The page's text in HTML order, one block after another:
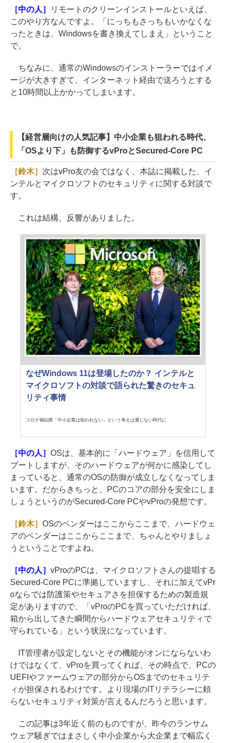
［中の人］
リモートのクリーンインストールといえば、
このやり方なんですよ。「にっちもさっちもいかなくな
ったときは、Windowsを書き換えてしまえ」ということ
で。
ちなみに、通常のWindowsのインストーラーではイメ
ージが大きすぎて、インターネット経由で送ろうとする
と10時間以上かかってしまいます。
【経営層向けの人気記事】中小企業も狙われる時代、
「OSより下」も防御するvProとSecured-Core PC
［鈴木］ 次はvPro友の会ではなく、本誌に掲載した、イ
ンテルとマイクロソフトのセキュリティに関する対談で
す。
これは結構、反響がありました。
なぜWindows 11は登場したのか？ インテルと
マイクロソフトの対談で語られた驚きのセキュ
リティ事情
コロナ禍以降「中小企業は狙われない」という考えは通じない時代に
［中の人］ OSは、基本的に「ハードウェア」を信用して
ブートしますが、そのハードウェアが何かに感染してし
まっていると、通常のOSの防御が成立しなくなってしま
います。だからきちっと、PCのコアの部分を安全にしま
しょうというのがSecured-Core PCやvProの発想です。
［鈴木］ OSのベンダーはここからここまで、ハードウェ
アのベンダーはここからここまで、ちゃんとやりましょ
うということですよね。
［中の人］ vProのPCは、マイクロソフトさんの提唱する
Secured-Core PCに準拠していますし、それに加えてvPr
oならでは防護策やセキュアさを担保するための製造規
定がありますので、「vProのPCを買っていただければ、
箱から出してきた瞬間からハードウェアセキュリティで
守られている」という状況になっています。
IT管理者が設定しないとその機能がオンにならないわ
けではなくて、vProを買ってくれば、その時点で、PCの
UEFIやファームウェアの部分からOSまでのセキュリテ
ィが担保されるわけです。より現場のITリテラシーに頼
らないセキュリティ対策が言えるんだろうと思います。
この記事は3年近く前のものですが、昨今のランサム
ウェア騒ぎではまさしく中小企業から大企業まで幅広く